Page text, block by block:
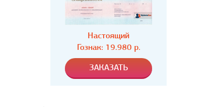
Настоящий
Гознак: 19.980 р.